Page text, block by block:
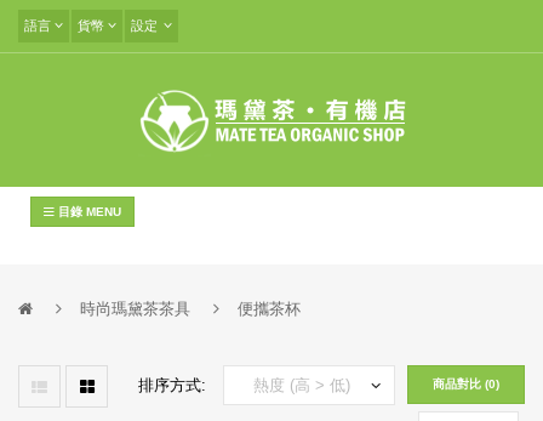
語言 貨幣 設定
目錄 MENU
時尚瑪黛茶茶具 便攜茶杯
商品對比 (0)
排序方式: